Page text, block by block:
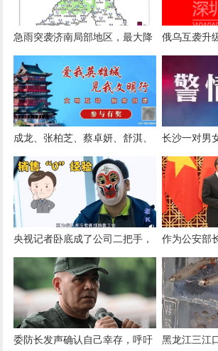
急雨突袭济南局部地区，最大降
雨量25.1毫米
俄乌互袭升
用设施，乌
袭莫斯科
成龙、张柏芝、蔡卓妍、舒淇、
陈妍希、莫文蔚、霍汶希、严屹
宽、此沙等艺人悼念谢贤
长沙一对男
不雅行为！
央视记者卧底成了公司二把手，
收入暴涨，手下多了十几个小
弟，领导怕他叛变天天嘘寒问
暖……
作为公安部
与中方建立
世界打了个
委防长发声确认自己幸存，呼吁
黑龙江三江